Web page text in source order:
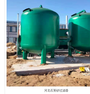
河北石英砂过滤器